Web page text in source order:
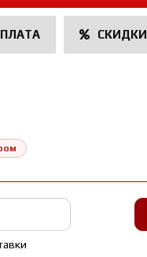
СКИДКИ